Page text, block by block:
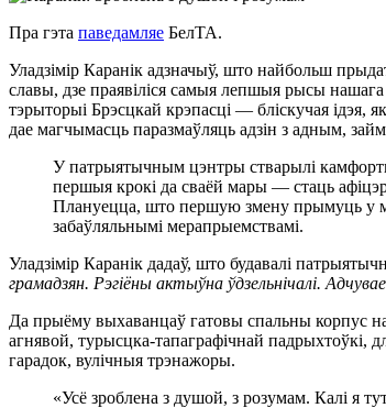
Пра гэта паведамляе БелТА.
Уладзімір Каранік адзначыў, што найбольш
славы, дзе праявіліся самыя лепшыя рысы
тэрыторыі Брэсцкай крэпасці — бліскучая ідэя,
дае магчымасць паразмаўляць адзін з адным,
У патрыятычным цэнтры стварылі
першыя крокі да сваёй мары — стаць
Плануецца, што першую змену прымуць у
забаўляльнымі мерапрыемствамі.
Уладзімір Каранік дадаў, што будавалі
грамадзян. Рэгіёны актыўна ўдзельнічалі.
Да прыёму выхаванцаў гатовы спальны корпус
агнявой, турысцка-тапаграфічнай падрыхтоўкі,
гарадок, вулічныя трэнажоры.
«Усё зроблена з душой, з розумам. Калі я